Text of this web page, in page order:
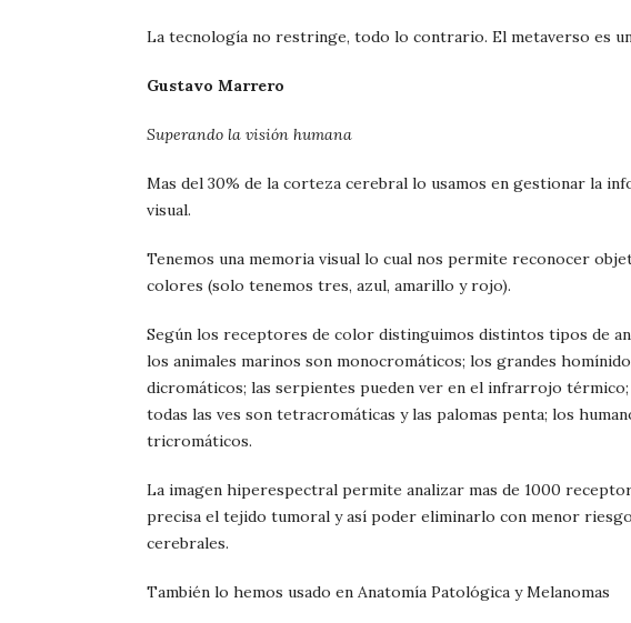
La tecnología no restringe, todo lo contrario. El metaverso es
Gustavo Marrero
Superando la visión humana
Mas del 30% de la corteza cerebral lo usamos en gestionar la
visual.
Tenemos una memoria visual lo cual nos permite reconocer
colores (solo tenemos tres, azul, amarillo y rojo).
Según los receptores de color distinguimos distintos tipos de
los animales marinos son monocromáticos; los grandes
dicromáticos; las serpientes pueden ver en el infrarrojo térmico;
todas las ves son tetracromáticas y las palomas penta; los
tricromáticos.
La imagen hiperespectral permite analizar mas de 1000
precisa el tejido tumoral y así poder eliminarlo con menor
cerebrales.
También lo hemos usado en Anatomía Patológica y Melanomas